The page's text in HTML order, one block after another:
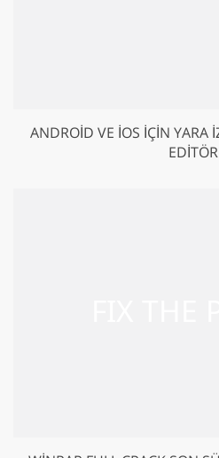
ANDROID VE IOS IÇIN YARA